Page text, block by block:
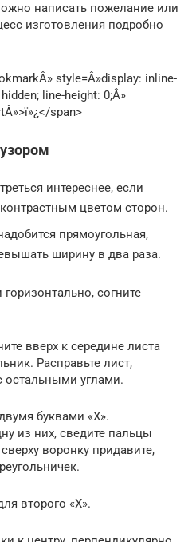
написать пожелание или
изготовления подробно
style=Â»display: inline-
line-height: 0;Â»
span>
интереснее, если
цветом сторон.
прямоугольная,
ширину в два раза.
согните
вверх к середине листа
Расправьте лист,
остальными углами.
буквами «Х».
из них, сведите пальцы
воронку придавите,
второго «Х».